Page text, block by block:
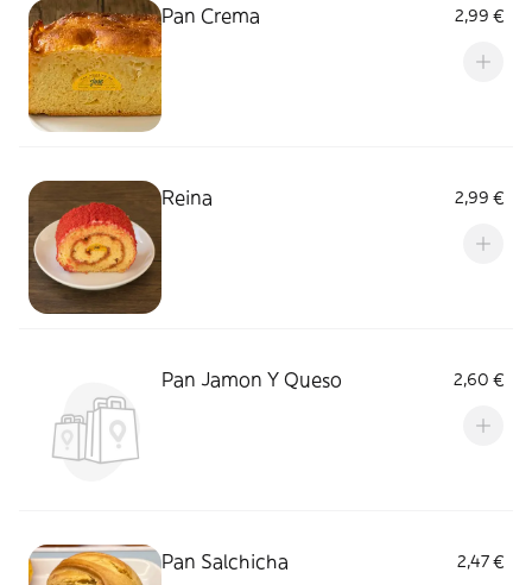
Pan Crema 2,99 €
Reina 2,99 €
Pan Jamon Y Queso 2,60 €
Pan Salchicha 2,47 €